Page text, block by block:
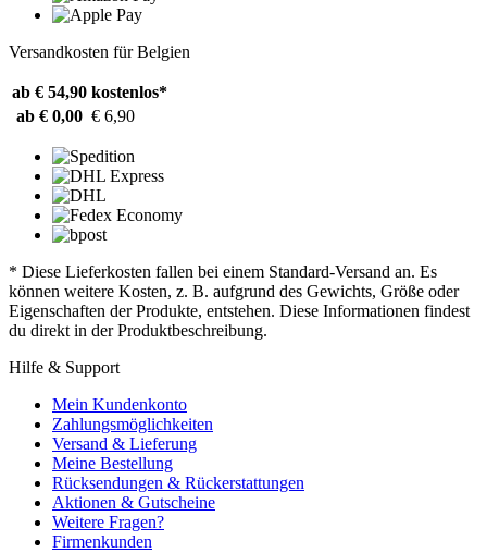
Versandkosten für Belgien
ab € 54,90 kostenlos*
ab € 0,00 € 6,90
* Diese Lieferkosten fallen bei einem Standard-Versand an. Es
können weitere Kosten, z. B. aufgrund des Gewichts, Größe oder
Eigenschaften der Produkte, entstehen. Diese Informationen findest
du direkt in der Produktbeschreibung.
Hilfe & Support
Mein Kundenkonto
Zahlungsmöglichkeiten
Versand & Lieferung
Meine Bestellung
Rücksendungen & Rückerstattungen
Aktionen & Gutscheine
Weitere Fragen?
Firmenkunden